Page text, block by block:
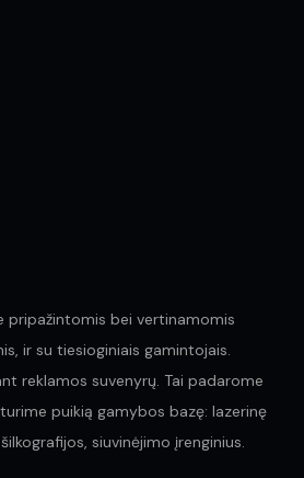
pripažintomis bei vertinamomis
ir su tiesioginiais gamintojais.
reklamos suvenyrų. Tai padarome
puikią gamybos bazę: lazerinę
siuvinėjimo įrenginius.